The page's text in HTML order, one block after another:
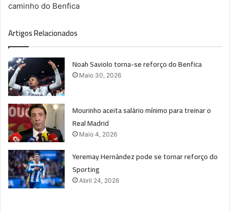
caminho do Benfica
Artigos Relacionados
Noah Saviolo torna-se reforço do Benfica
Maio 30, 2026
Mourinho aceita salário mínimo para treinar o
Real Madrid
Maio 4, 2026
Yeremay Hernández pode se tornar reforço do
Sporting
Abril 24, 2026